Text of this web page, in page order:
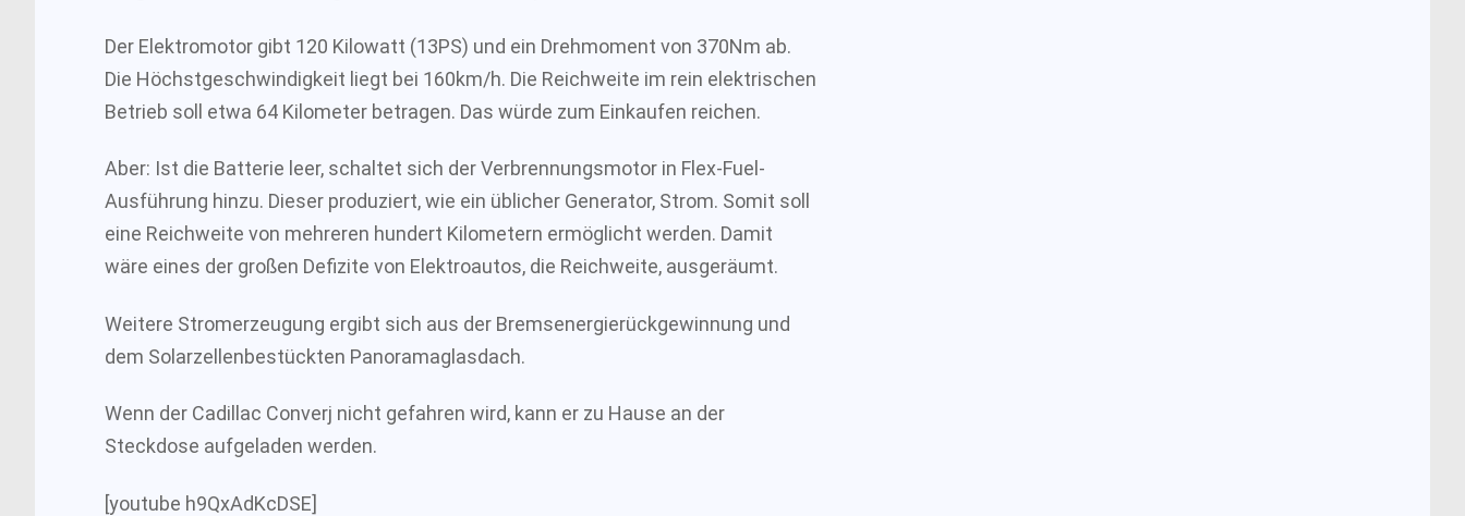
Der Elektromotor gibt 120 Kilowatt (13PS) und ein Drehmoment von 370Nm ab.
Die Höchstgeschwindigkeit liegt bei 160km/h. Die Reichweite im rein elektrischen
Betrieb soll etwa 64 Kilometer betragen. Das würde zum Einkaufen reichen.
Aber: Ist die Batterie leer, schaltet sich der Verbrennungsmotor in Flex-Fuel-
Ausführung hinzu. Dieser produziert, wie ein üblicher Generator, Strom. Somit soll
eine Reichweite von mehreren hundert Kilometern ermöglicht werden. Damit
wäre eines der großen Defizite von Elektroautos, die Reichweite, ausgeräumt.
Weitere Stromerzeugung ergibt sich aus der Bremsenergierückgewinnung und
dem Solarzellenbestückten Panoramaglasdach.
Wenn der Cadillac Converj nicht gefahren wird, kann er zu Hause an der
Steckdose aufgeladen werden.
[youtube h9QxAdKcDSE]